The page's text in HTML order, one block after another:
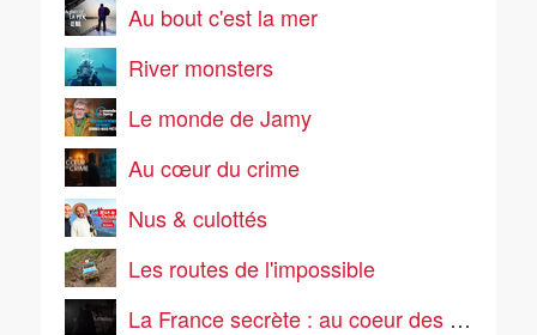
Au bout c'est la mer
River monsters
Le monde de Jamy
Au cœur du crime
Nus & culottés
Les routes de l'impossible
La France secrète : au coeur des mystères